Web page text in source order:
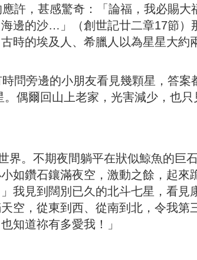
，甚感驚奇：「論福，我必賜大
邊的沙…」（創世記廿二章17節）
時的埃及人、希臘人以為星星大約
旁邊的小朋友看見幾顆星，答案
偶爾回山上老家，光害減少，也只
。不期夜間躺平在狀似鯨魚的巨
如鑽石鑲滿夜空，激動之餘，起來
我見到闊別已久的北斗七星，看見
空，從東到西、從南到北，令我第
知道祢有多愛我！」